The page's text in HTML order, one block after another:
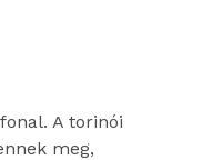
A torinói
meg,